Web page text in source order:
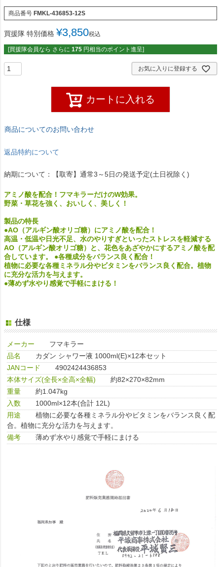
商品番号 FMKL-436853-12S
買援隊 特別価格 ¥3,850税込
[買援隊会員なら さらに 175 円相当のポイント進呈]
お気に入りに登録する
カートに入れる
商品についてのお問い合わせ
返品特約について
納期について：【取寄】通常3～5日の発送予定(土日祝除く)
アミノ酸を配合！フマキラーだけのW効果。
野菜・草花を強く、おいしく、美しく！
製品の特長
●AO（アルギン酸オリゴ糖）にアミノ酸を配合！
高温・低温や日光不足、水のやりすぎといったストレスを軽減する
AO（アルギン酸オリゴ糖）と、花色をあざやかにするアミノ酸を配
合しています。 ●各種成分をバランス良く配合！
植物に必要な各種ミネラル分やビタミンをバランス良く配合。植物
に充分な活力を与えます。
●薄めず水やり感覚で手軽にまける！
仕様
メーカー
フマキラー
品名
カダン シャワー液 1000ml(E)×12本セット
JANコード
4902424436853
本体サイズ(全長×全高×全幅)
約82×270×82mm
重量
約1.047kg
入数
1000ml×12本(合計 12L)
用途
植物に必要な各種ミネラル分やビタミンをバランス良く配
合。植物に充分な活力を与えます。
備考
薄めず水やり感覚で手軽にまける